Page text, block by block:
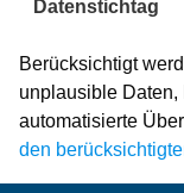
Datenstichtag
Berücksichtigt
unplausible
automatisierte
den